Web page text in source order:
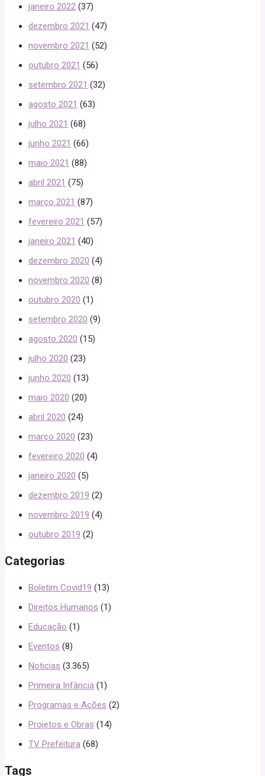
janeiro 2022 (37)
dezembro 2021 (47)
novembro 2021 (52)
outubro 2021 (56)
setembro 2021 (32)
agosto 2021 (63)
julho 2021 (68)
junho 2021 (66)
maio 2021 (88)
abril 2021 (75)
março 2021 (87)
fevereiro 2021 (57)
janeiro 2021 (40)
dezembro 2020 (4)
novembro 2020 (8)
outubro 2020 (1)
setembro 2020 (9)
agosto 2020 (15)
julho 2020 (23)
junho 2020 (13)
maio 2020 (20)
abril 2020 (24)
março 2020 (23)
fevereiro 2020 (4)
janeiro 2020 (5)
dezembro 2019 (2)
novembro 2019 (4)
outubro 2019 (2)
Categorias
Boletim Covid19 (13)
Direitos Humanos (1)
Educação (1)
Eventos (8)
Noticias (3.365)
Primeira Infância (1)
Programas e Ações (2)
Projetos e Obras (14)
TV Prefeitura (68)
Tags